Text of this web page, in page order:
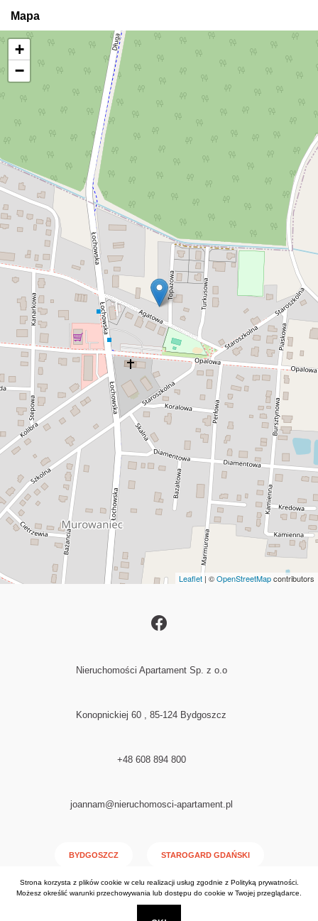
Mapa
+
−
Leaflet | ©OpenStreetMapcontributors
Nieruchomości Apartament Sp. z o.o
Konopnickiej 60 , 85-124 Bydgoszcz
+48 608 894 800
joannam@nieruchomosci-apartament.pl
BYDGOSZCZ STAROGARD GDAŃSKI
NAKŁO NAD NOTECIĄ
Strona korzysta z plików cookie w celu realizacji usług zgodnie z Polityką prywatności.
Możesz określić warunki przechowywania lub dostępu do cookie w Twojej przeglądarce.